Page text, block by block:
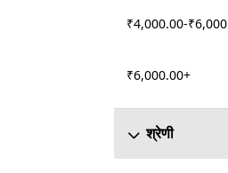
₹4,000.00-
₹6,000.00+
श्रेणी